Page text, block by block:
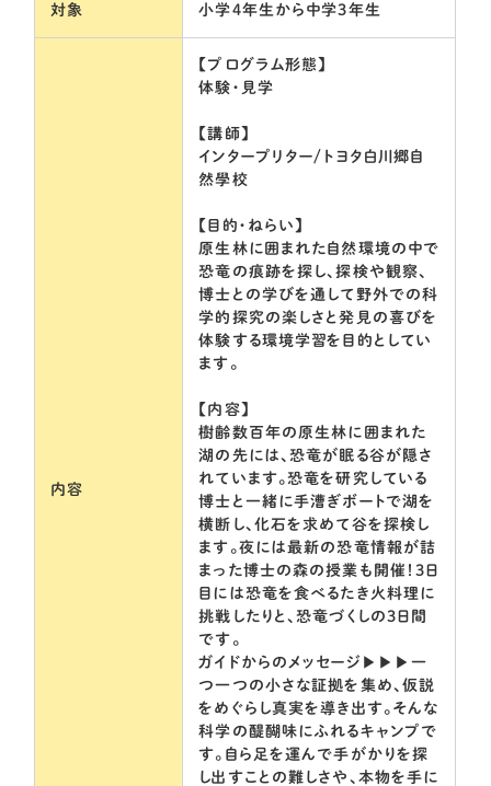
対象 小学4年生から中学3年生
内容
【プログラム形態】
体験・見学
【講師】
インタープリター/トヨタ白川郷自
然學校
【目的・ねらい】
原生林に囲まれた自然環境の中で
恐竜の痕跡を探し、探検や観察、
博士との学びを通して野外での科
学的探究の楽しさと発見の喜びを
体験する環境学習を目的としてい
ます。
【内容】
樹齢数百年の原生林に囲まれた
湖の先には、恐竜が眠る谷が隠さ
れています。恐竜を研究している
博士と一緒に手漕ぎボートで湖を
横断し、化石を求めて谷を探検し
ます。夜には最新の恐竜情報が詰
まった博士の森の授業も開催！3日
目には恐竜を食べるたき火料理に
挑戦したりと、恐竜づくしの3日間
です。
ガイドからのメッセージ▶▶▶一
つ一つの小さな証拠を集め、仮説
をめぐらし真実を導き出す。そんな
科学の醍醐味にふれるキャンプで
す。自ら足を運んで手がかりを探
し出すことの難しさや、本物を手に